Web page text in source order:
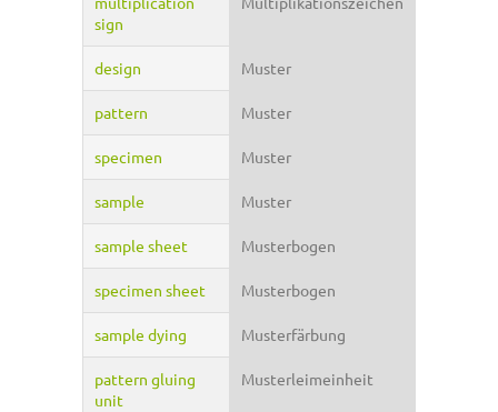
sign
design Muster
pattern Muster
specimen Muster
sample Muster
sample sheet Musterbogen
specimen sheet Musterbogen
sample dying Musterfärbung
pattern gluing
unit
Musterleimeinheit